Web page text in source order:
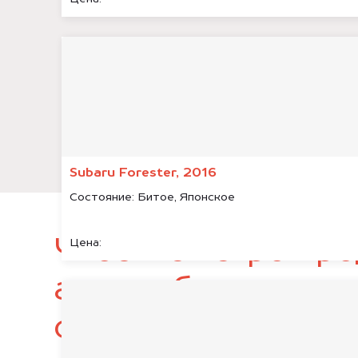
Subaru Forester, 2016
Состояние: Битое, Японское
Цена:
Чтобы быстро
автомобиль,
следующие